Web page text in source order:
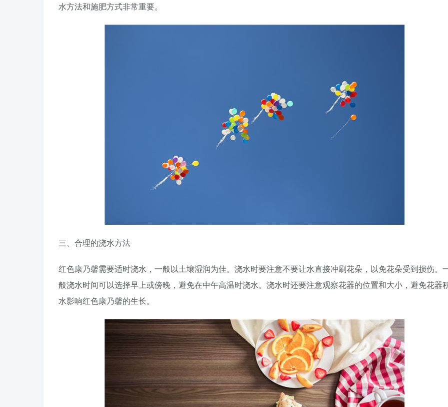
水方法和施肥方式非常重要。
三、合理的浇水方法
红色康乃馨需要适时浇水，一般以土壤湿润为佳。浇水时要注意不要让水直接冲刷花朵，以免花朵受到损伤。
般浇水时间可以选择早上或傍晚，避免在中午高温时浇水。浇水时还要注意观察花器的位置和大小，避免花器
水影响红色康乃馨的生长。